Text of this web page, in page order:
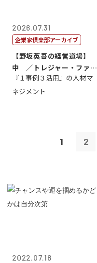
2026.07.31
企業家倶楽部アーカイブ
【野坂英吾の経営道場】
中 ／トレジャー・ファク
トリー社長野坂...
『１事例３活用』の人材マ
ネジメント
1 2
2022.07.18